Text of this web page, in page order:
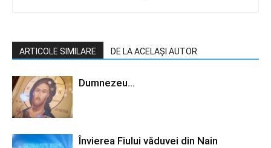
ARTICOLE SIMILARE DE LA ACELAȘI AUTOR
Dumnezeu…
Învierea Fiului văduvei din Nain